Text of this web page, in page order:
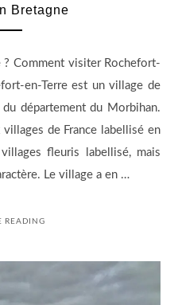
Bretagne
? Comment visiter Rochefort-
en-Terre est un village de
département du Morbihan.
villages de France labellisé en
fleuris labellisé, mais
Le village a en …
READING